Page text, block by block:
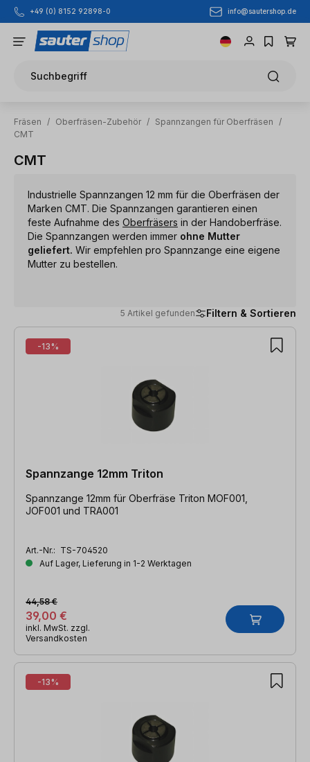
Zum Hauptinhalt springen
+49 (0) 8152 92898-0 info@sautershop.de
Suchbegriff
Fräsen / Oberfräsen-Zubehör / Spannzangen für Oberfräsen
/
CMT
CMT
Industrielle Spannzangen 12 mm für die Oberfräsen der
Marken CMT. Die Spannzangen garantieren einen
feste Aufnahme des Oberfräsers in der Handoberfräse.
Die Spannzangen werden immer ohne Mutter
geliefert. Wir empfehlen pro Spannzange eine eigene
Mutter zu bestellen.
5 Artikel gefunden Filtern & Sortieren
5 Artikel gefunden
-13%
Spannzange 12mm Triton
Spannzange 12mm für Oberfräse Triton MOF001,
JOF001 und TRA001
Art.-Nr.: TS-704520
Auf Lager, Lieferung in 1-2 Werktagen
39,00 €
44,58 €
inkl. MwSt. zzgl.
Versandkosten
-13%